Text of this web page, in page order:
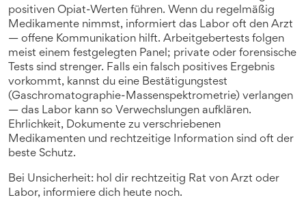
positiven Opiat-Werten führen. Wenn du regelmäßig
Medikamente nimmst, informiert das Labor oft den Arzt
— offene Kommunikation hilft. Arbeitgebertests folgen
meist einem festgelegten Panel; private oder forensische
Tests sind strenger. Falls ein falsch positives Ergebnis
vorkommt, kannst du eine Bestätigungstest
(Gaschromatographie-Massenspektrometrie) verlangen
— das Labor kann so Verwechslungen aufklären.
Ehrlichkeit, Dokumente zu verschriebenen
Medikamenten und rechtzeitige Information sind oft der
beste Schutz.
Bei Unsicherheit: hol dir rechtzeitig Rat von Arzt oder
Labor, informiere dich heute noch.